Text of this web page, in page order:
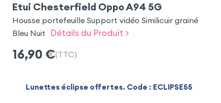
Etui Chesterfield Oppo A94 5G
Housse portefeuille Support vidéo Similicuir grainé
Bleu Nuit
Détails du Produit >
16,90 €(TTC)
Lunettes éclipse offertes. Code : ECLIPSE55